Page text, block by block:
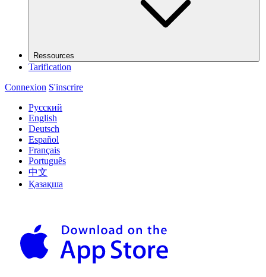
Ressources
Tarification
Connexion S'inscrire
Русский
English
Deutsch
Español
Français
Português
中文
Қазақша